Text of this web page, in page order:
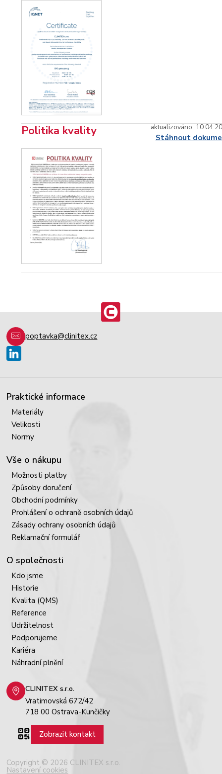
Politika kvality aktualizováno:
Stáhnout
poptavka@clinitex.cz
Praktické informace
Materiály
Velikosti
Normy
Vše o nákupu
Možnosti platby
Způsoby doručení
Obchodní podmínky
Prohlášení o ochraně osobních údajů
Zásady ochrany osobních údajů
Reklamační formulář
O společnosti
Kdo jsme
Historie
Kvalita (QMS)
Reference
Udržitelnost
Podporujeme
Kariéra
Náhradní plnění
CLINITEX s.r.o.
Vratimovská 672/42
718 00 Ostrava-Kunčičky
Zobrazit kontakt
Copyright © 2026 CLINITEX s.r.o.
Nastavení cookies